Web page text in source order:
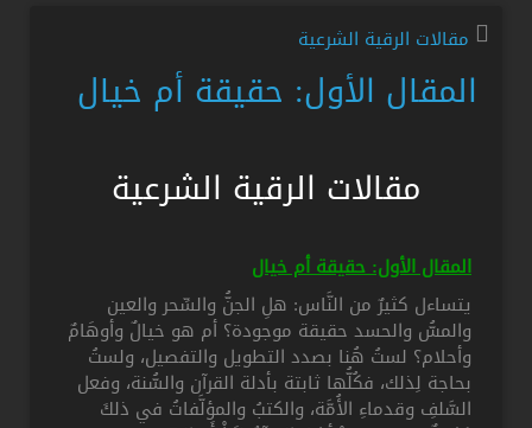
مقالات الرقية الشرعية
المقال الأول: حقيقة أم خيال
مقالات الرقية الشرعية
المقال الأول: حقيقة أم خيال
يتساءل كثيرٌ من النَّاس: هلِ الجنُّ والسِّحر والعين
والمسُّ والحسد حقيقة موجودة؟ أم هو خيالٌ وأوهَامٌ
وأحلام؟ لستُ هُنا بصدد التطويل والتفصيل، ولستُ
بحاجة لِذلك، فكُلُّها ثابتة بأدلة القرآن والسُّنة، وفعل
السَّلفِ وقدماءِ الأُمَّة، والكتبُ والمؤلَّفاتُ في ذلكَ